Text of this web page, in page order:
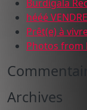
Burdigala
hééé
Prêt(e) à
Photos from
Archives